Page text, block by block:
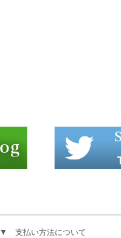
▼ 支払い方法について